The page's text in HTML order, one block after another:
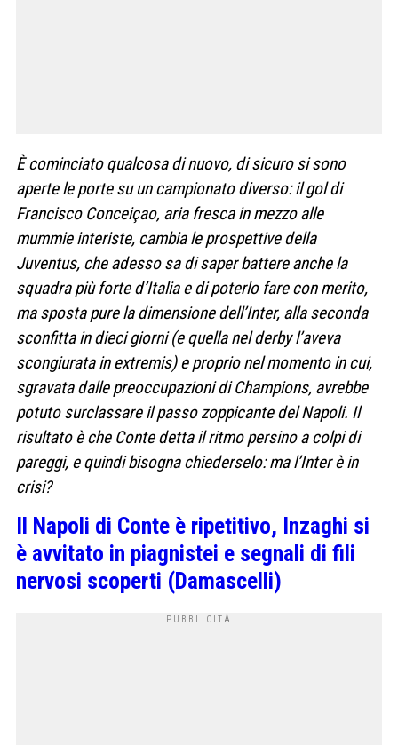
È cominciato qualcosa di nuovo, di sicuro si sono
aperte le porte su un campionato diverso: il gol di
Francisco Conceiçao, aria fresca in mezzo alle
mummie interiste, cambia le prospettive della
Juventus, che adesso sa di saper battere anche la
squadra più forte d’Italia e di poterlo fare con merito,
ma sposta pure la dimensione dell’Inter, alla seconda
sconfitta in dieci giorni (e quella nel derby l’aveva
scongiurata in extremis) e proprio nel momento in cui,
sgravata dalle preoccupazioni di Champions, avrebbe
potuto surclassare il passo zoppicante del Napoli. Il
risultato è che Conte detta il ritmo persino a colpi di
pareggi, e quindi bisogna chiederselo: ma l’Inter è in
crisi?
Il Napoli di Conte è ripetitivo, Inzaghi si
è avvitato in piagnistei e segnali di fili
nervosi scoperti (Damascelli)